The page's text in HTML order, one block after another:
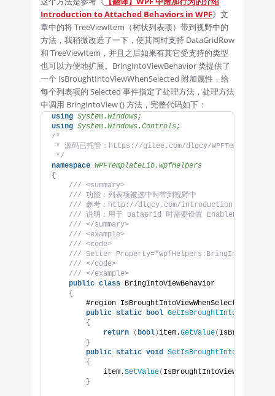
Introduction to Attached Behaviors in WPF》文
章中的将 TreeViewItem（树状列表项）带到视野中的
方法，我稍微改造了一下，使其同时支持 DataGridRow
和 TreeViewItem，并且之后如果有其它受支持的类型
也可以方便地扩展。BringIntoViewBehavior 类提供了
一个 IsBroughtIntoViewWhenSelected 附加属性，给
每个列表项的 Selected 事件指定了处理方法，处理方法
中调用 BringIntoView () 方法，完整代码如下：
using System.Windows;
using System.Windows.Controls;
/*
* 源码已托管：https://gitee.com/dlgcy/WPFTemplateLib
*/
namespace WPFTemplateLib.WpfHelpers
{
/// <summary>
/// 功能：列表项被选中时带到视野中
/// 参考：http://dlgcy.com/introduction-to-
/// 说明：用于 DataGrid 时需要设置
/// </summary>
/// <example>
/// <code>
/// Setter
/// </code>
/// </example>
public class BringIntoViewBehavior
{
        #region IsBroughtIntoViewWhenSelected
public static bool
{
return
( bool)item.GetValue(
}
public static void
{
            item.
SetValue(
}